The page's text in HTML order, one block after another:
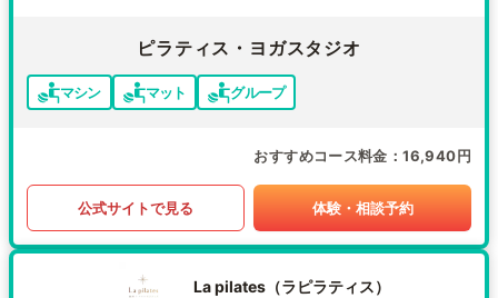
ピラティス・ヨガスタジオ
マシン マット グループ
おすすめコース料金 16,940円
公式サイトで見る 体験・相談予約
La pilates（ラピラティス）